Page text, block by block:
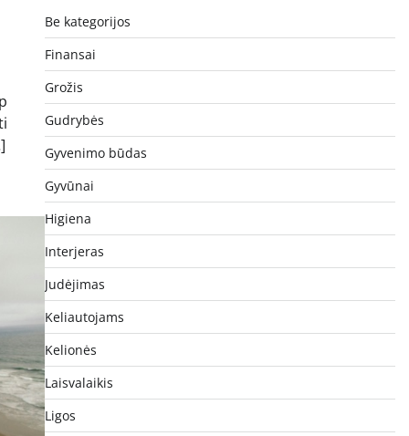
Be kategorijos
Finansai
Grožis
Gudrybės
Gyvenimo būdas
Gyvūnai
Higiena
Interjeras
Judėjimas
Keliautojams
Kelionės
Laisvalaikis
Ligos